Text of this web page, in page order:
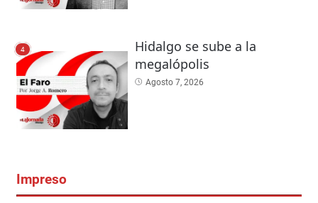
4
Hidalgo se sube a la
megalópolis
Agosto 7, 2026
Impreso